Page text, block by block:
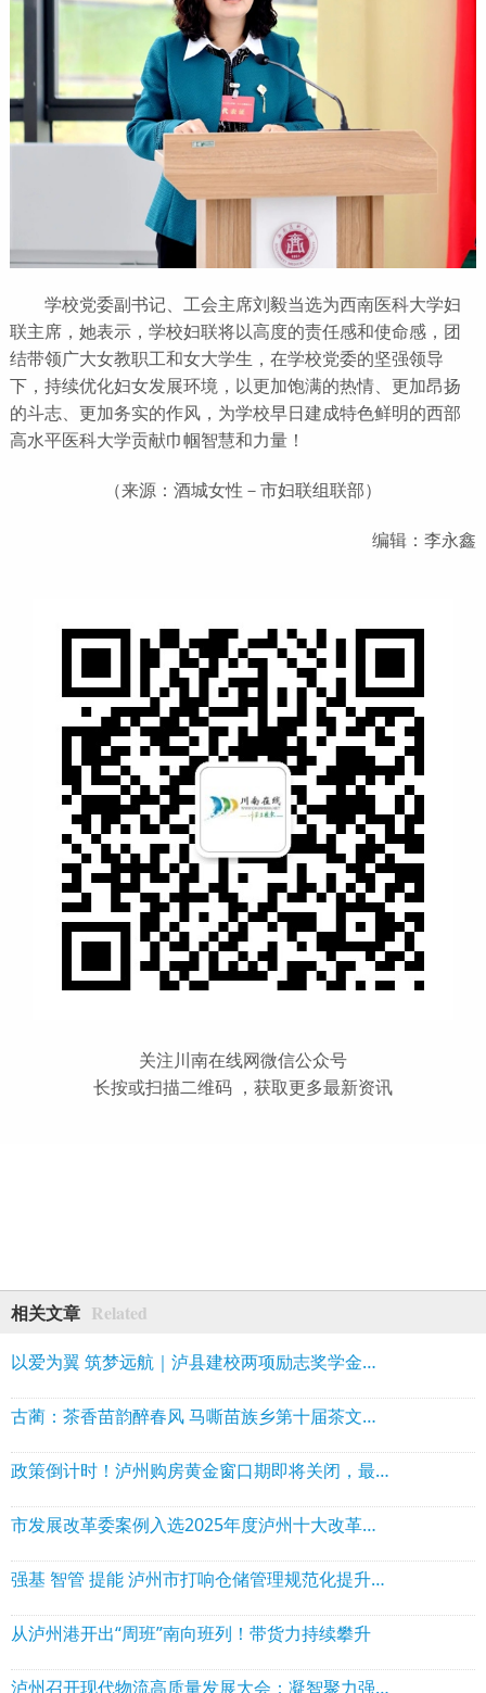
学校党委副书记、工会主席刘毅当选为西南医科大学妇
联主席，她表示，学校妇联将以高度的责任感和使命感，团
结带领广大女教职工和女大学生，在学校党委的坚强领导
下，持续优化妇女发展环境，以更加饱满的热情、更加昂扬
的斗志、更加务实的作风，为学校早日建成特色鲜明的西部
高水平医科大学贡献巾帼智慧和力量！
（来源：酒城女性－市妇联组联部）
编辑：李永鑫
关注川南在线网微信公众号
长按或扫描二维码 ，获取更多最新资讯
相关文章 Related
以爱为翼 筑梦远航｜泸县建校两项励志奖学金正式签约颁奖
古蔺：茶香苗韵醉春风 马嘶苗族乡第十届茶文化周开幕
政策倒计时！泸州购房黄金窗口期即将关闭，最高省10万，错过再无！
市发展改革委案例入选2025年度泸州十大改革典型案例之首
强基 智管 提能 泸州市打响仓储管理规范化提升三年行动“组合拳”
从泸州港开出“周班”南向班列！带货力持续攀升
泸州召开现代物流高质量发展大会：凝智聚力强枢纽 港产融合启新程